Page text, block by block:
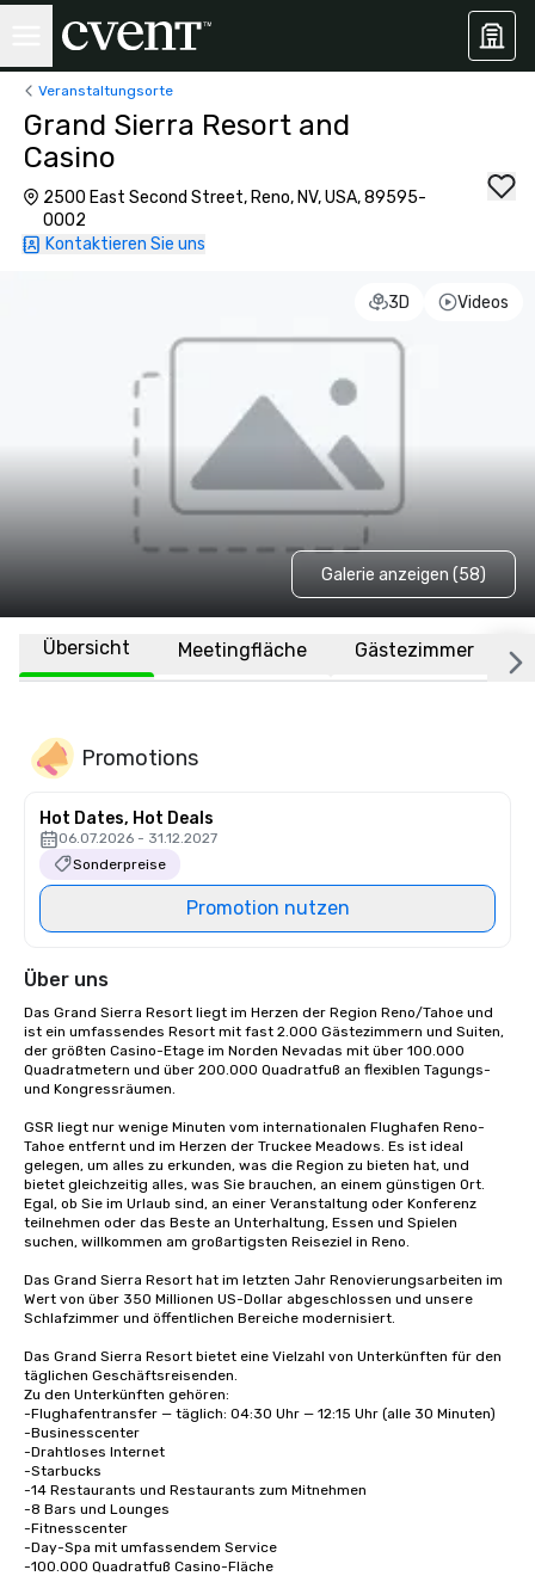
Veranstaltungsorte
Grand Sierra Resort and
Casino
2500 East Second Street, Reno, NV, USA, 89595-
0002
Kontaktieren Sie uns
3D Videos
Galerie anzeigen (58)
Übersicht Meetingfläche Gästezimmer
Promotions
Hot Dates, Hot Deals
06.07.2026 - 31.12.2027
Sonderpreise
Promotion nutzen
Über uns
Das Grand Sierra Resort liegt im Herzen der Region Reno/Tahoe und
ist ein umfassendes Resort mit fast 2.000 Gästezimmern und Suiten,
der größten Casino-Etage im Norden Nevadas mit über 100.000
Quadratmetern und über 200.000 Quadratfuß an flexiblen Tagungs-
und Kongressräumen.
GSR liegt nur wenige Minuten vom internationalen Flughafen Reno-
Tahoe entfernt und im Herzen der Truckee Meadows. Es ist ideal
gelegen, um alles zu erkunden, was die Region zu bieten hat, und
bietet gleichzeitig alles, was Sie brauchen, an einem günstigen Ort.
Egal, ob Sie im Urlaub sind, an einer Veranstaltung oder Konferenz
teilnehmen oder das Beste an Unterhaltung, Essen und Spielen
suchen, willkommen am großartigsten Reiseziel in Reno.
Das Grand Sierra Resort hat im letzten Jahr Renovierungsarbeiten im
Wert von über 350 Millionen US-Dollar abgeschlossen und unsere
Schlafzimmer und öffentlichen Bereiche modernisiert.
Das Grand Sierra Resort bietet eine Vielzahl von Unterkünften für den
täglichen Geschäftsreisenden.
Zu den Unterkünften gehören:
-Flughafentransfer — täglich: 04:30 Uhr — 12:15 Uhr (alle 30 Minuten)
-Businesscenter
-Drahtloses Internet
-Starbucks
-14 Restaurants und Restaurants zum Mitnehmen
-8 Bars und Lounges
-Fitnesscenter
-Day-Spa mit umfassendem Service
-100.000 Quadratfuß Casino-Fläche